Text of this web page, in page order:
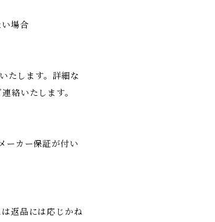
場合
たします。詳細な
絡いたします。
ーカー保証が付い
返品には応じかね